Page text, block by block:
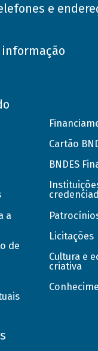
e
informação
a
de
Cartão
BNDES
Licitações
Cultura e
criativa